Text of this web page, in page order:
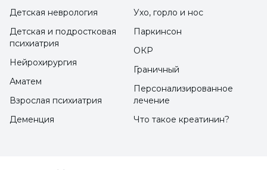
Пневмония и бронхит
Диарея
Тошнота и рвота
Тяжесть и вздутие живота
Кто может заболеть аденовирусной
Детская неврология
Ухо, горло и нос
Детская и подростковая
психиатрия
Нейрохирургия
Аматем
Взрослая психиатрия
Деменция
Паркинсон
ОКР
Граничный
Персонализированное
лечение
Что такое креатинин?